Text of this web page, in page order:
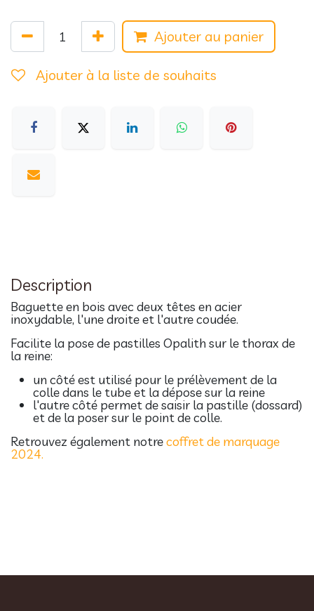
Ajouter au panier
Ajouter à la liste de souhaits
Description
Baguette en bois avec deux têtes en acier
inoxydable, l'une droite et l'autre coudée.
Facilite la pose de pastilles Opalith sur le thorax de
la reine:
un côté est utilisé pour le prélèvement de la
colle dans le tube et la dépose sur la reine
l'autre côté permet de saisir la pastille (dossard)
et de la poser sur le point de colle.
Retrouvez également notrecoffret de marquage
2024.